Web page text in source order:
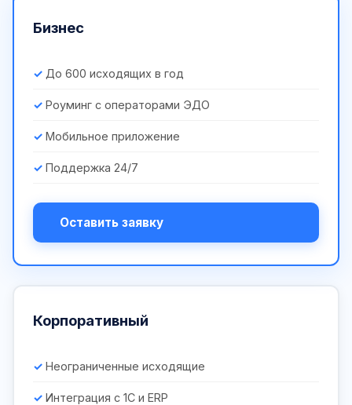
Бизнес
До 600 исходящих в год
Роуминг с операторами ЭДО
Мобильное приложение
Поддержка 24/7
Оставить заявку
Корпоративный
Неограниченные исходящие
Интеграция с 1С и ERP